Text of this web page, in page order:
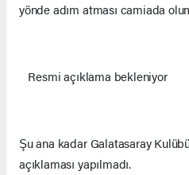
yönde adım atması camiada
Resmi açıklama bekleniyor
Şu ana kadar Galatasaray
açıklaması yapılmadı.